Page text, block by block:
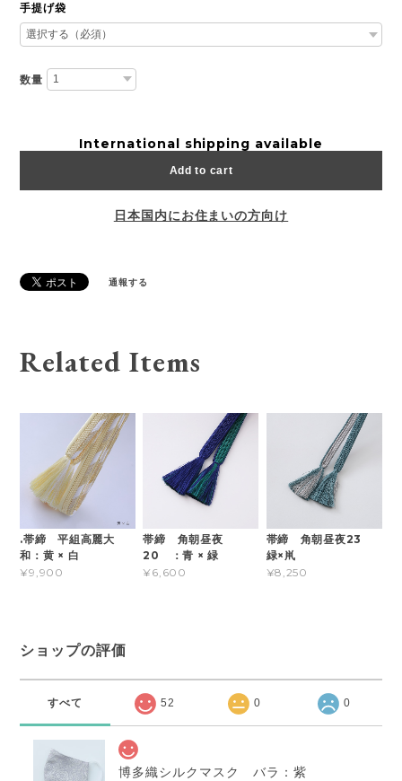
手提げ袋
数量
International shipping available
Add to cart
日本国内にお住まいの方向け
通報する
Related Items
.帯締 平組高麗大
和：黄 × 白
¥9,900
帯締 角朝昼夜
20 ：青 × 緑
¥6,600
帯締 角朝昼夜23
緑×鼡
¥8,250
ショップの評価
すべて 52 0 0
博多織シルクマスク バラ：紫